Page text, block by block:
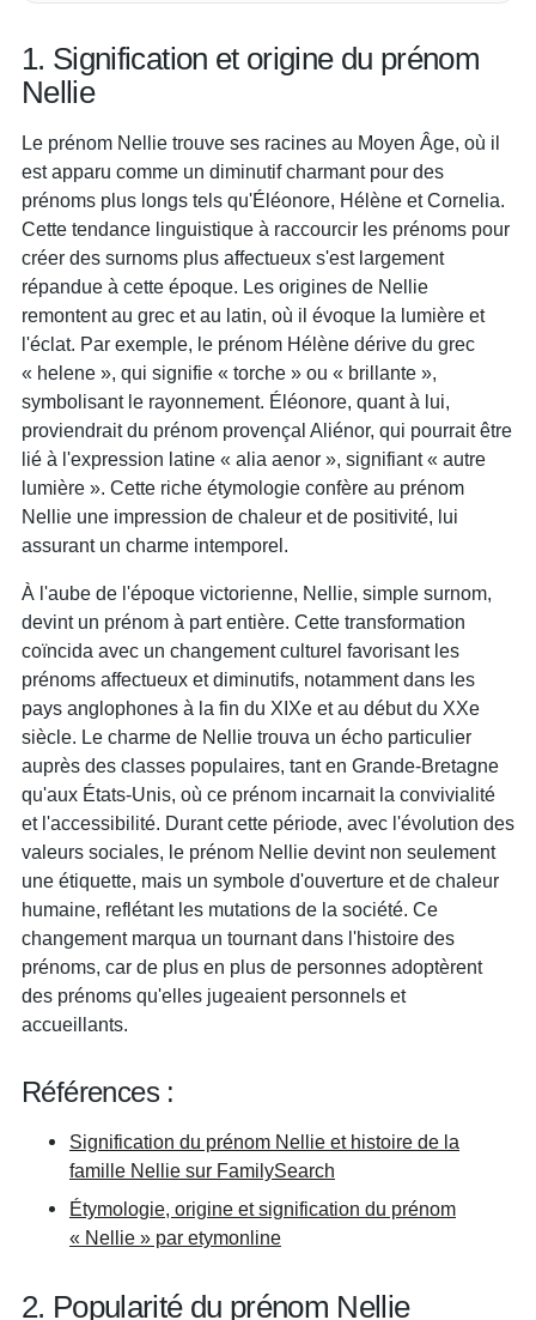
1. Signification et origine du prénom
Nellie
Le prénom Nellie trouve ses racines au Moyen Âge, où il
est apparu comme un diminutif charmant pour des
prénoms plus longs tels qu'Éléonore, Hélène et Cornelia.
Cette tendance linguistique à raccourcir les prénoms pour
créer des surnoms plus affectueux s'est largement
répandue à cette époque. Les origines de Nellie
remontent au grec et au latin, où il évoque la lumière et
l'éclat. Par exemple, le prénom Hélène dérive du grec
« helene », qui signifie « torche » ou « brillante »,
symbolisant le rayonnement. Éléonore, quant à lui,
proviendrait du prénom provençal Aliénor, qui pourrait être
lié à l'expression latine « alia aenor », signifiant « autre
lumière ». Cette riche étymologie confère au prénom
Nellie une impression de chaleur et de positivité, lui
assurant un charme intemporel.
À l'aube de l'époque victorienne, Nellie, simple surnom,
devint un prénom à part entière. Cette transformation
coïncida avec un changement culturel favorisant les
prénoms affectueux et diminutifs, notamment dans les
pays anglophones à la fin du XIXe et au début du XXe
siècle. Le charme de Nellie trouva un écho particulier
auprès des classes populaires, tant en Grande-Bretagne
qu'aux États-Unis, où ce prénom incarnait la convivialité
et l'accessibilité. Durant cette période, avec l'évolution des
valeurs sociales, le prénom Nellie devint non seulement
une étiquette, mais un symbole d'ouverture et de chaleur
humaine, reflétant les mutations de la société. Ce
changement marqua un tournant dans l'histoire des
prénoms, car de plus en plus de personnes adoptèrent
des prénoms qu'elles jugeaient personnels et
accueillants.
Références :
Signification du prénom Nellie et histoire de la
famille Nellie sur FamilySearch
Étymologie, origine et signification du prénom
« Nellie » par etymonline
2. Popularité du prénom Nellie